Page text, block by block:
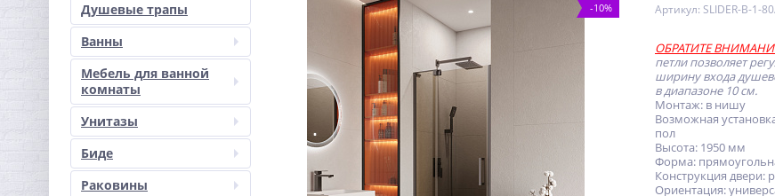
Душевые трапы
Ванны
Мебель для ванной
комнаты
Унитазы
Биде
Раковины
-10%
Артикул: SLIDER-B-1-
ОБРАТИТЕ
петли позволяет
ширину входа
в диапазоне 10 см.
Монтаж: в нишу
Возможная
пол
Высота: 1950 мм
Форма:
Конструкция двери:
Ориентация: